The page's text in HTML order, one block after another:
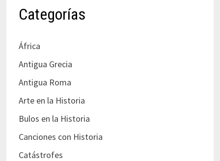
Categorías
África
Antigua Grecia
Antigua Roma
Arte en la Historia
Bulos en la Historia
Canciones con Historia
Catástrofes